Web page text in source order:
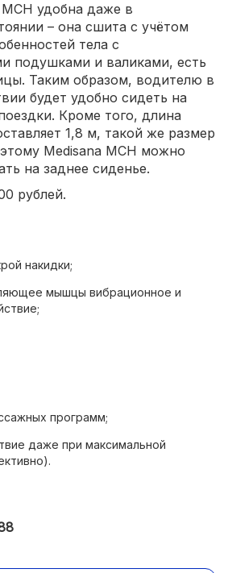
удобна даже в
– она сшита с учётом
тела с
подушками и валиками, есть
Таким образом, водителю в
будет удобно сидеть на
Кроме того, длина
1,8 м, такой же размер
Medisana MCH можно
на заднее сиденье.
рублей.
накидки;
мышцы вибрационное и
программ;
даже при максимальной